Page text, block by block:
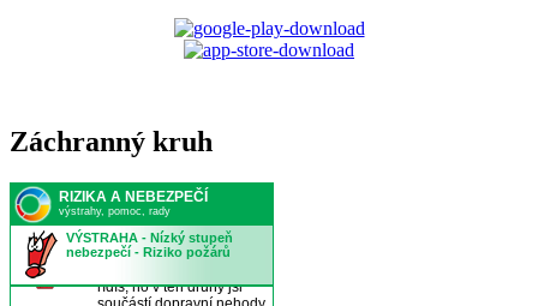
Záchranný kruh